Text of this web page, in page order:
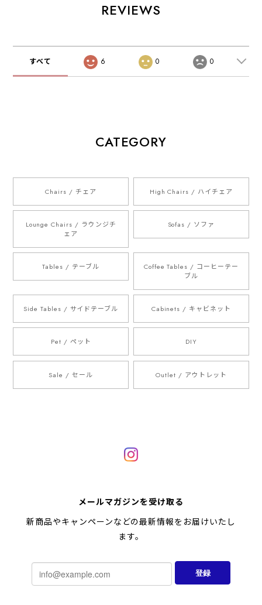
REVIEWS
すべて 6 0 0
CATEGORY
Chairs / チェア High Chairs / ハイチェア
Lounge Chairs / ラウンジチ
ェア
Sofas / ソファ
Tables / テーブル
Coffee Tables / コーヒーテー
ブル
Side Tables / サイドテーブル Cabinets / キャビネット
Pet / ペット DIY
Sale / セール Outlet / アウトレット
メールマガジンを受け取る
新商品やキャンペーンなどの最新情報をお届けいたし
ます。
登録